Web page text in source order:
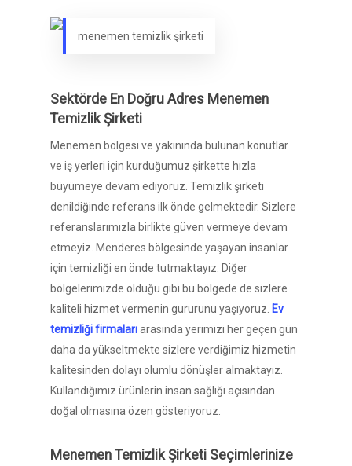
menemen temizlik şirketi
Sektörde En Doğru Adres Menemen
Temizlik Şirketi
Menemen bölgesi ve yakınında bulunan konutlar
ve iş yerleri için kurduğumuz şirkette hızla
büyümeye devam ediyoruz. Temizlik şirketi
denildiğinde referans ilk önde gelmektedir. Sizlere
referanslarımızla birlikte güven vermeye devam
etmeyiz. Menderes bölgesinde yaşayan insanlar
için temizliği en önde tutmaktayız. Diğer
bölgelerimizde olduğu gibi bu bölgede de sizlere
kaliteli hizmet vermenin gururunu yaşıyoruz. Ev
temizliği firmalarıarasında yerimizi her geçen gün
daha da yükseltmekte sizlere verdiğimiz hizmetin
kalitesinden dolayı olumlu dönüşler almaktayız.
Kullandığımız ürünlerin insan sağlığı açısından
doğal olmasına özen gösteriyoruz.
Menemen Temizlik Şirketi Seçimlerinize